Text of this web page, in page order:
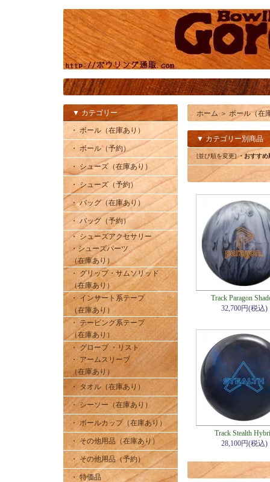
▼ カテゴリー
・ ボール（在庫あり）
・ ボール（予約）
・ シューズ（在庫あり）
・ シューズ（予約）
・ バッグ（在庫あり）
・ バッグ（予約）
・ シューズアクセサリー
・シューズパーツ
（在庫あり）
・ グリップ・サムソリッド
（在庫あり）
・ インサート系テープ
（在庫あり）
・ テーピング系テープ
（在庫あり）
・ グローブ ・リスト
・ アームスリーブ
（在庫あり）
・ タオル（在庫あり）
・ シーソー（在庫あり）
・ ボールカップ（在庫あり）
・ その他用品（在庫あり）
・ その他用品（予約）
・ 特価品
ホーム ＞ ボール（在
▼ カテゴリー別商品
[並び順を変更]・おすすめ
Track Paragon
32,700円(税込)
Track Stealth
28,100円(税込)